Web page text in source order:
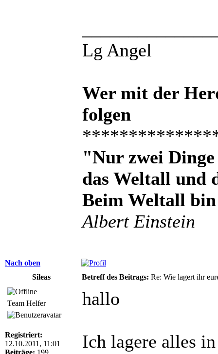
Lg Angel
Wer mit der
folgen
"Nur zwei
das Weltall und
Beim Weltall
Albert Einstein
Nach oben
Sileas
Betreff des Beitrags: Re: Wie lagert ihr
Team Helfer
Registriert:
12.10.2011, 11:01
Beiträge: 199
hallo
Ich lagere alles